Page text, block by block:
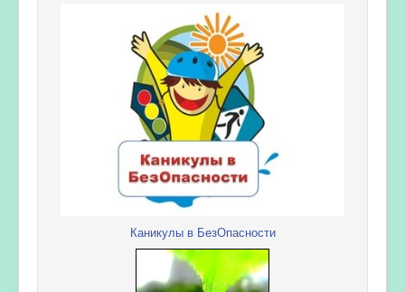
Каникулы в БезОпасности